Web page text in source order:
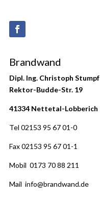
Brandwand
Dipl. Ing. Christoph Stumpf
Rektor-Budde-Str. 19
41334 Nettetal-Lobberich
Tel 02153 95 67 01-0
Fax 02153 95 67 01-1
Mobil 0173 70 88 211
Mail info@brandwand.de